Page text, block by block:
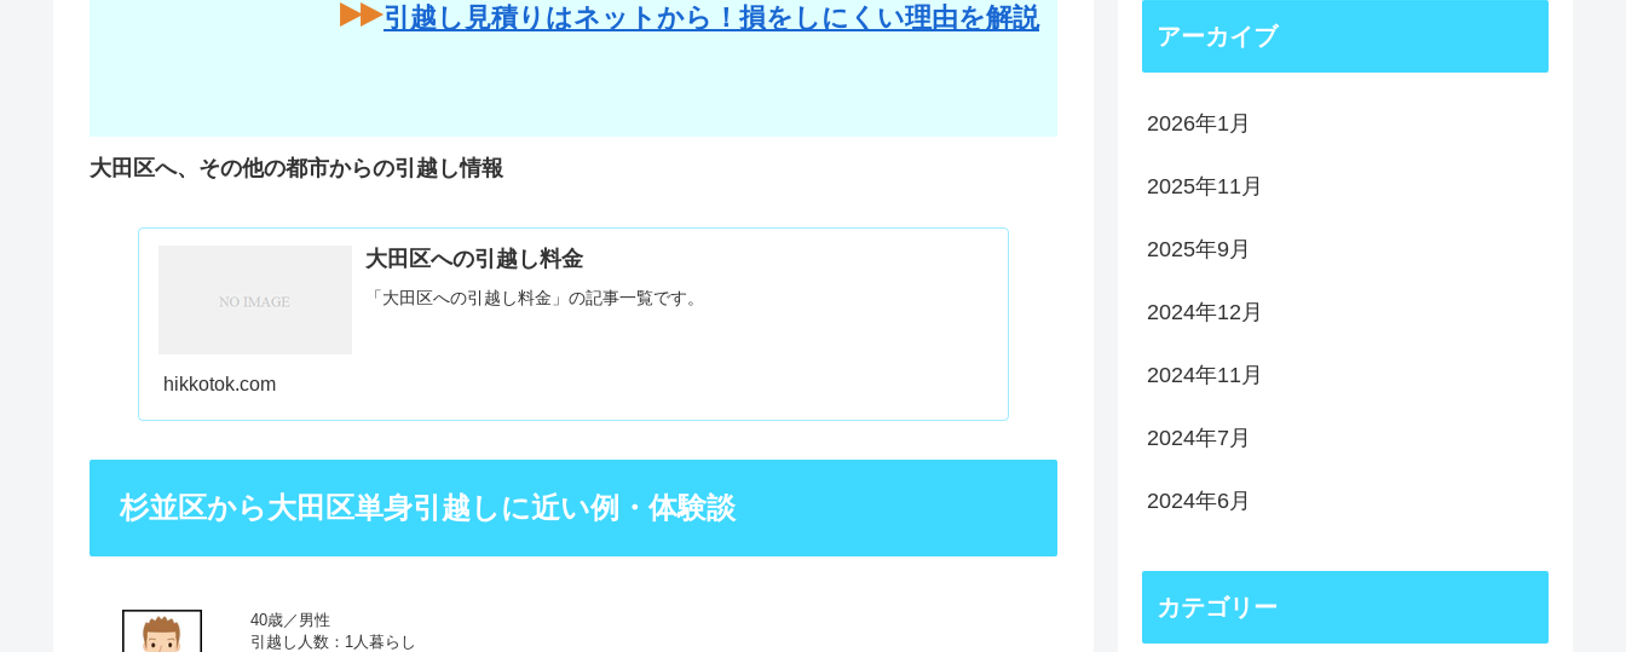
引越し見積りはネットから！損をしにくい理由を解説
大田区へ、その他の都市からの引越し情報
大田区への引越し料金
「大田区への引越し料金」の記事一覧です。
hikkotok.com
杉並区から大田区単身引越しに近い例・体験談
40歳／男性
引越し人数：1人暮らし
アーカイブ
2026年1月
2025年11月
2025年9月
2024年12月
2024年11月
2024年7月
2024年6月
カテゴリー